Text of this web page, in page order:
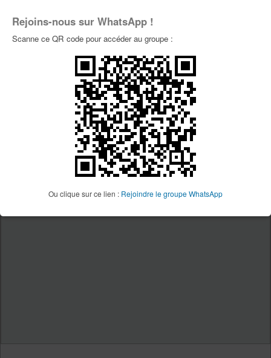
Rejoins-nous sur WhatsApp !
Scanne ce QR code pour accéder au groupe :
Ou clique sur ce lien : Rejoindre le groupe WhatsApp